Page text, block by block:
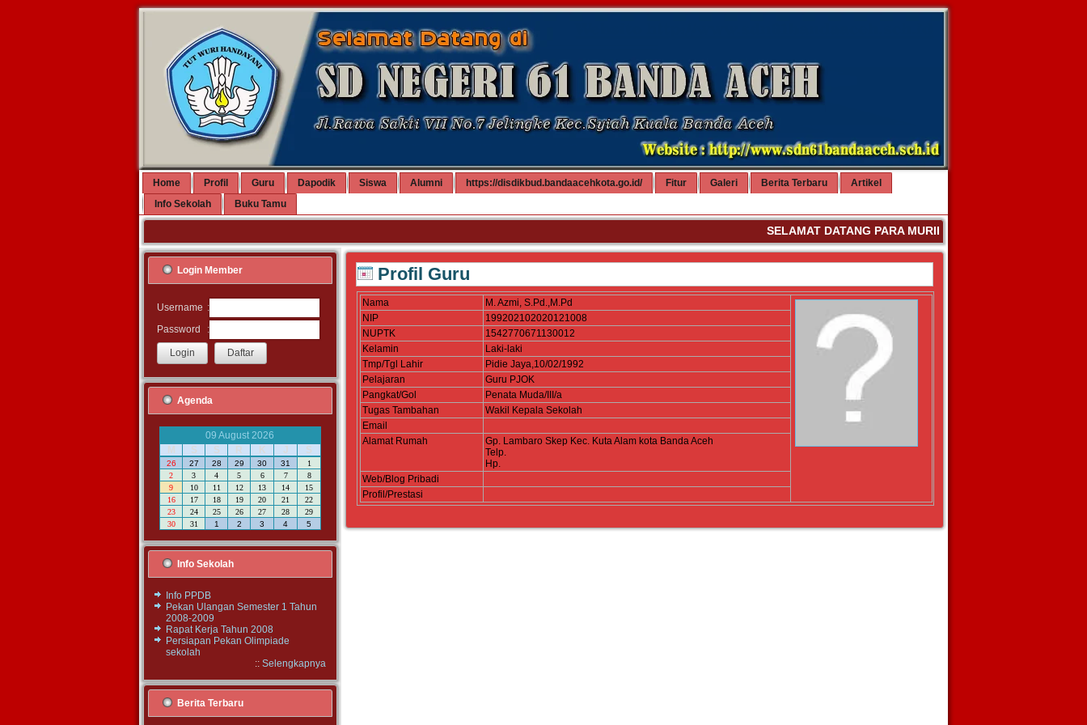
Home Profil Guru Dapodik Siswa Alumni https://disdikbud.bandaacehkota.go.id/ Fitur Galeri Berita Terbaru
Artikel
Info Sekolah
Buku Tamu
SELAMAT DATANG PARA MURID BARU SD NEGERI 61
Login Member
Username :
Password
:
Agenda
09 August 2026
M
S S R K J S
26 27 28 29 30 31
1
2
3 4 5 6 7
8
9
10 11 12 13 14
15
16
17 18 19 20 21
22
23
24 25 26 27 28
29
30
31 1 2 3 4 5
Info Sekolah
Info PPDB
Pekan Ulangan Semester 1 Tahun
2008-2009
Rapat Kerja Tahun 2008
Persiapan Pekan Olimpiade
sekolah
:: Selengkapnya
Berita Terbaru
Profil Guru
Nama
M. Azmi, S.Pd.,M.Pd
NIP
199202102020121008
NUPTK
1542770671130012
Kelamin
Laki-laki
Tmp/Tgl Lahir
Pidie Jaya,10/02/1992
Pelajaran
Guru PJOK
Pangkat/Gol
Penata Muda/III/a
Tugas Tambahan
Wakil Kepala Sekolah
Email
Alamat Rumah
Gp. Lambaro Skep Kec. Kuta Alam kota Banda Aceh
Telp.
Hp.
Web/Blog Pribadi
Profil/Prestasi